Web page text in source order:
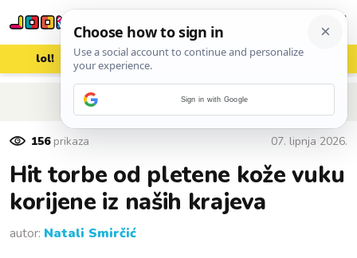
lol! aww vrh! woot?!
POVRATAK NA ČLANAK
156prikaza 07. lipnja 2026.
Hit torbe od pletene kože vuku
korijene iz naših krajeva
autor: Natali Smirčić
Sign in with Google